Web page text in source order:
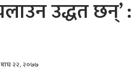
उद्धत छन्’ :
माघ २२, २०७७